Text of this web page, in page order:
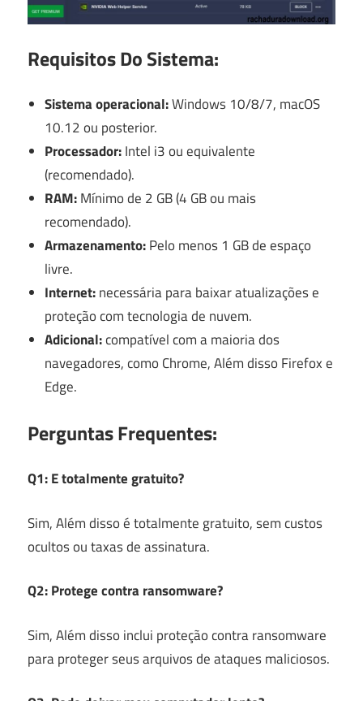
Requisitos Do Sistema:
Sistema operacional:Windows 10/8/7, macOS
10.12 ou posterior.
Processador:Intel i3 ou equivalente
(recomendado).
RAM:Mínimo de 2 GB (4 GB ou mais
recomendado).
Armazenamento:Pelo menos 1 GB de espaço
livre.
Internet:necessária para baixar atualizações e
proteção com tecnologia de nuvem.
Adicional:compatível com a maioria dos
navegadores, como Chrome, Além disso Firefox e
Edge.
Perguntas Frequentes:
Q1: E totalmente gratuito?
Sim, Além disso é totalmente gratuito, sem custos
ocultos ou taxas de assinatura.
Q2: Protege contra ransomware?
Sim, Além disso inclui proteção contra ransomware
para proteger seus arquivos de ataques maliciosos.